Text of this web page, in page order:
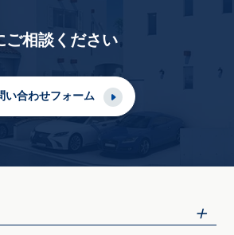
ご相談ください
い合わせフォーム